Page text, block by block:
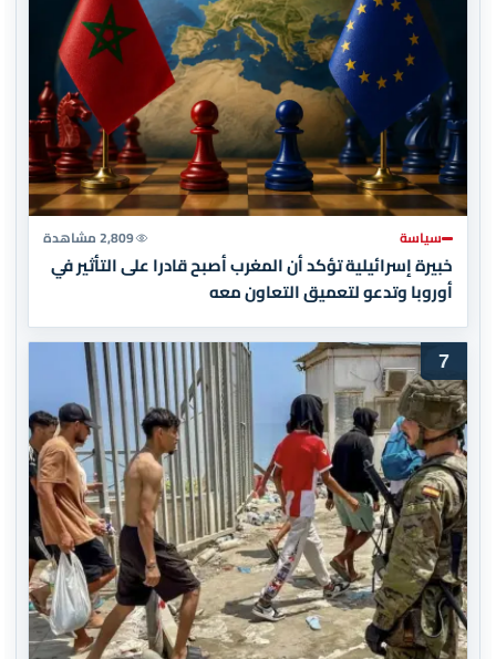
سياسة 2,809 مشاهدة
خبيرة إسرائيلية تؤكد أن المغرب أصبح قادرا على التأثير في
أوروبا وتدعو لتعميق التعاون معه
7